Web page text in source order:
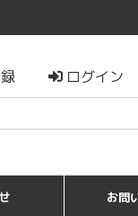
ログイン
お問